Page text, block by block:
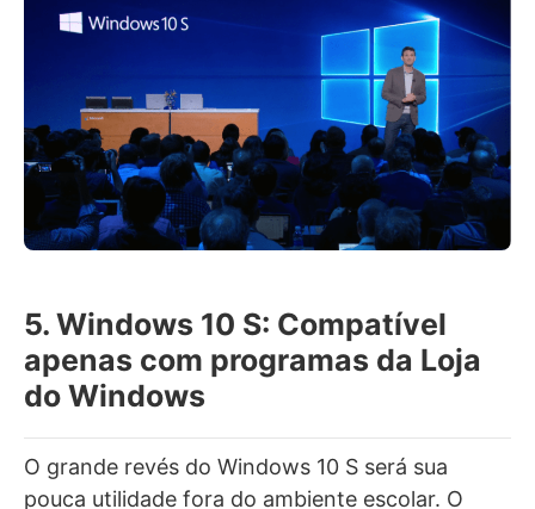
5. Windows 10 S: Compatível
apenas com programas da Loja
do Windows
O grande revés do Windows 10 S será sua
pouca utilidade fora do ambiente escolar. O